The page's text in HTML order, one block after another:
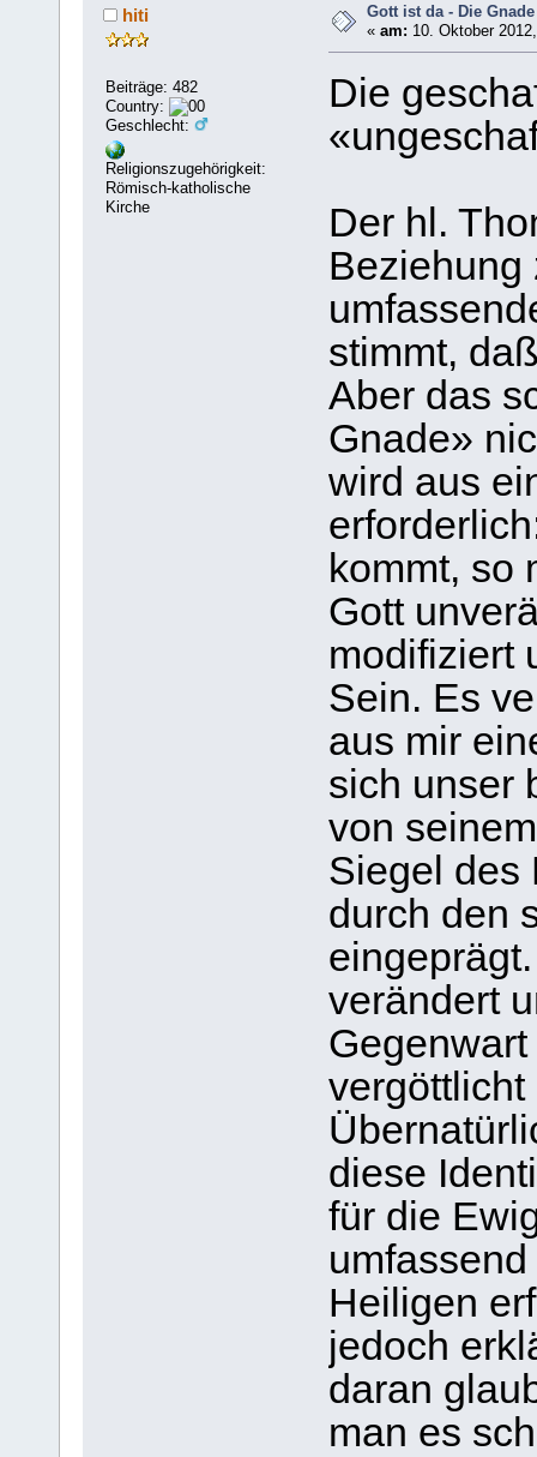
hiti
Beiträge: 482
Country:
Geschlecht:
Religionszugehörigkeit:
Römisch-katholische
Kirche
Gott ist da - Die Gnade
«am: 10. Oktober
Die
Der hl.
Beziehung
stimmt,
Aber das
Gnade»
wird aus
kommt, so
Gott
modifiziert
Sein. Es
aus mir
sich unser
von
Siegel des
durch den
verändert
diese
für die
Heiligen
jedoch
daran
man es